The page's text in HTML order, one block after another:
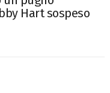
Hart sospeso